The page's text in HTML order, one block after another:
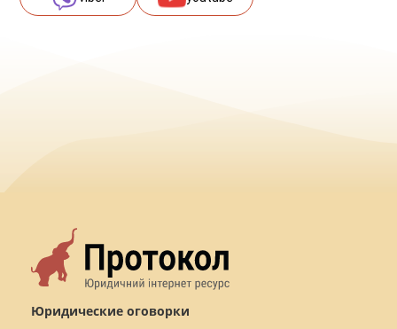
Юридические оговорки